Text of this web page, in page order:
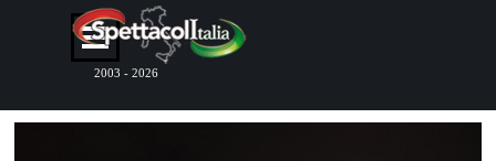
Vai ai contenuti
Salta menù
2003 - 2026